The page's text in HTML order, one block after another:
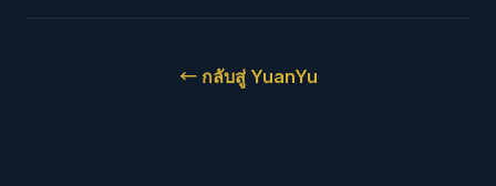
← กลับสู่ YuanYu